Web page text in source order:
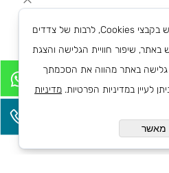
לידיעתך, באתרנו נעשה שימוש בקבצי Cookies, לרבות של צדדים
באתר, שיפור חוויית הגלישה והצגת
באתר מהווה את הסכמתך
לעיין במדיניות הפרטיות. מדיניות
מאשר